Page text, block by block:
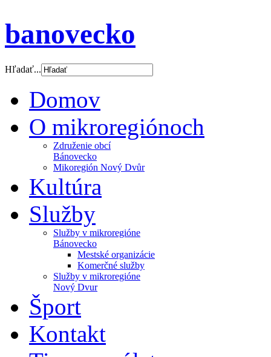
banovecko
Hľadať...
Domov
O mikroregiónoch
Združenie obcí
Bánovecko
Mikoregión Nový Dvůr
Kultúra
Služby
Služby v mikroregióne
Bánovecko
Mestské organizácie
Komerčné služby
Služby v mikroregióne
Nový Dvur
Šport
Kontakt